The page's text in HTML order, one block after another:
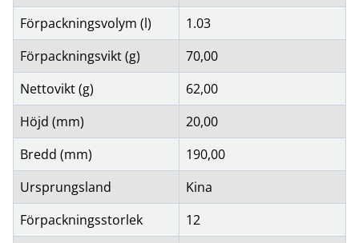
Förpackningsvolym (l)
1.03
Förpackningsvikt (g)
70,00
Nettovikt (g)
62,00
Höjd (mm)
20,00
Bredd (mm)
190,00
Ursprungsland
Kina
Förpackningsstorlek
12